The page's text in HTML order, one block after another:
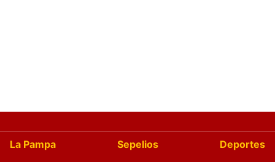
La Pampa Sepelios
Deportes